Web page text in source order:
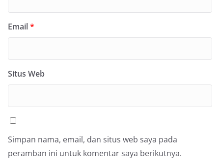
Email*
Situs Web
Simpan nama, email, dan situs web saya pada
peramban ini untuk komentar saya berikutnya.